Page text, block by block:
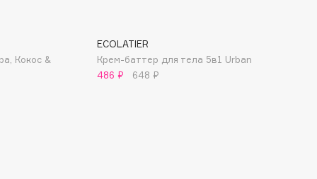
Кокос &
ECOLATIER
Крем-баттер для тела 5в1 Urban
486 ₽
648 ₽